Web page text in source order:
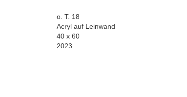
o. T. 18
Acryl auf Leinwand
40 x 60
2023